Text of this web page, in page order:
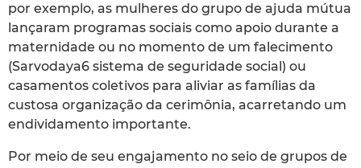
por exemplo, as mulheres do grupo de ajuda mútua
lançaram programas sociais como apoio durante a
maternidade ou no momento de um falecimento
(Sarvodaya6 sistema de seguridade social) ou
casamentos coletivos para aliviar as famílias da
custosa organização da cerimônia, acarretando um
endividamento importante.
Por meio de seu engajamento no seio de grupos de